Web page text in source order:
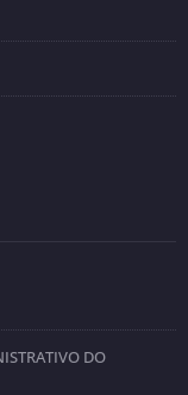
DO